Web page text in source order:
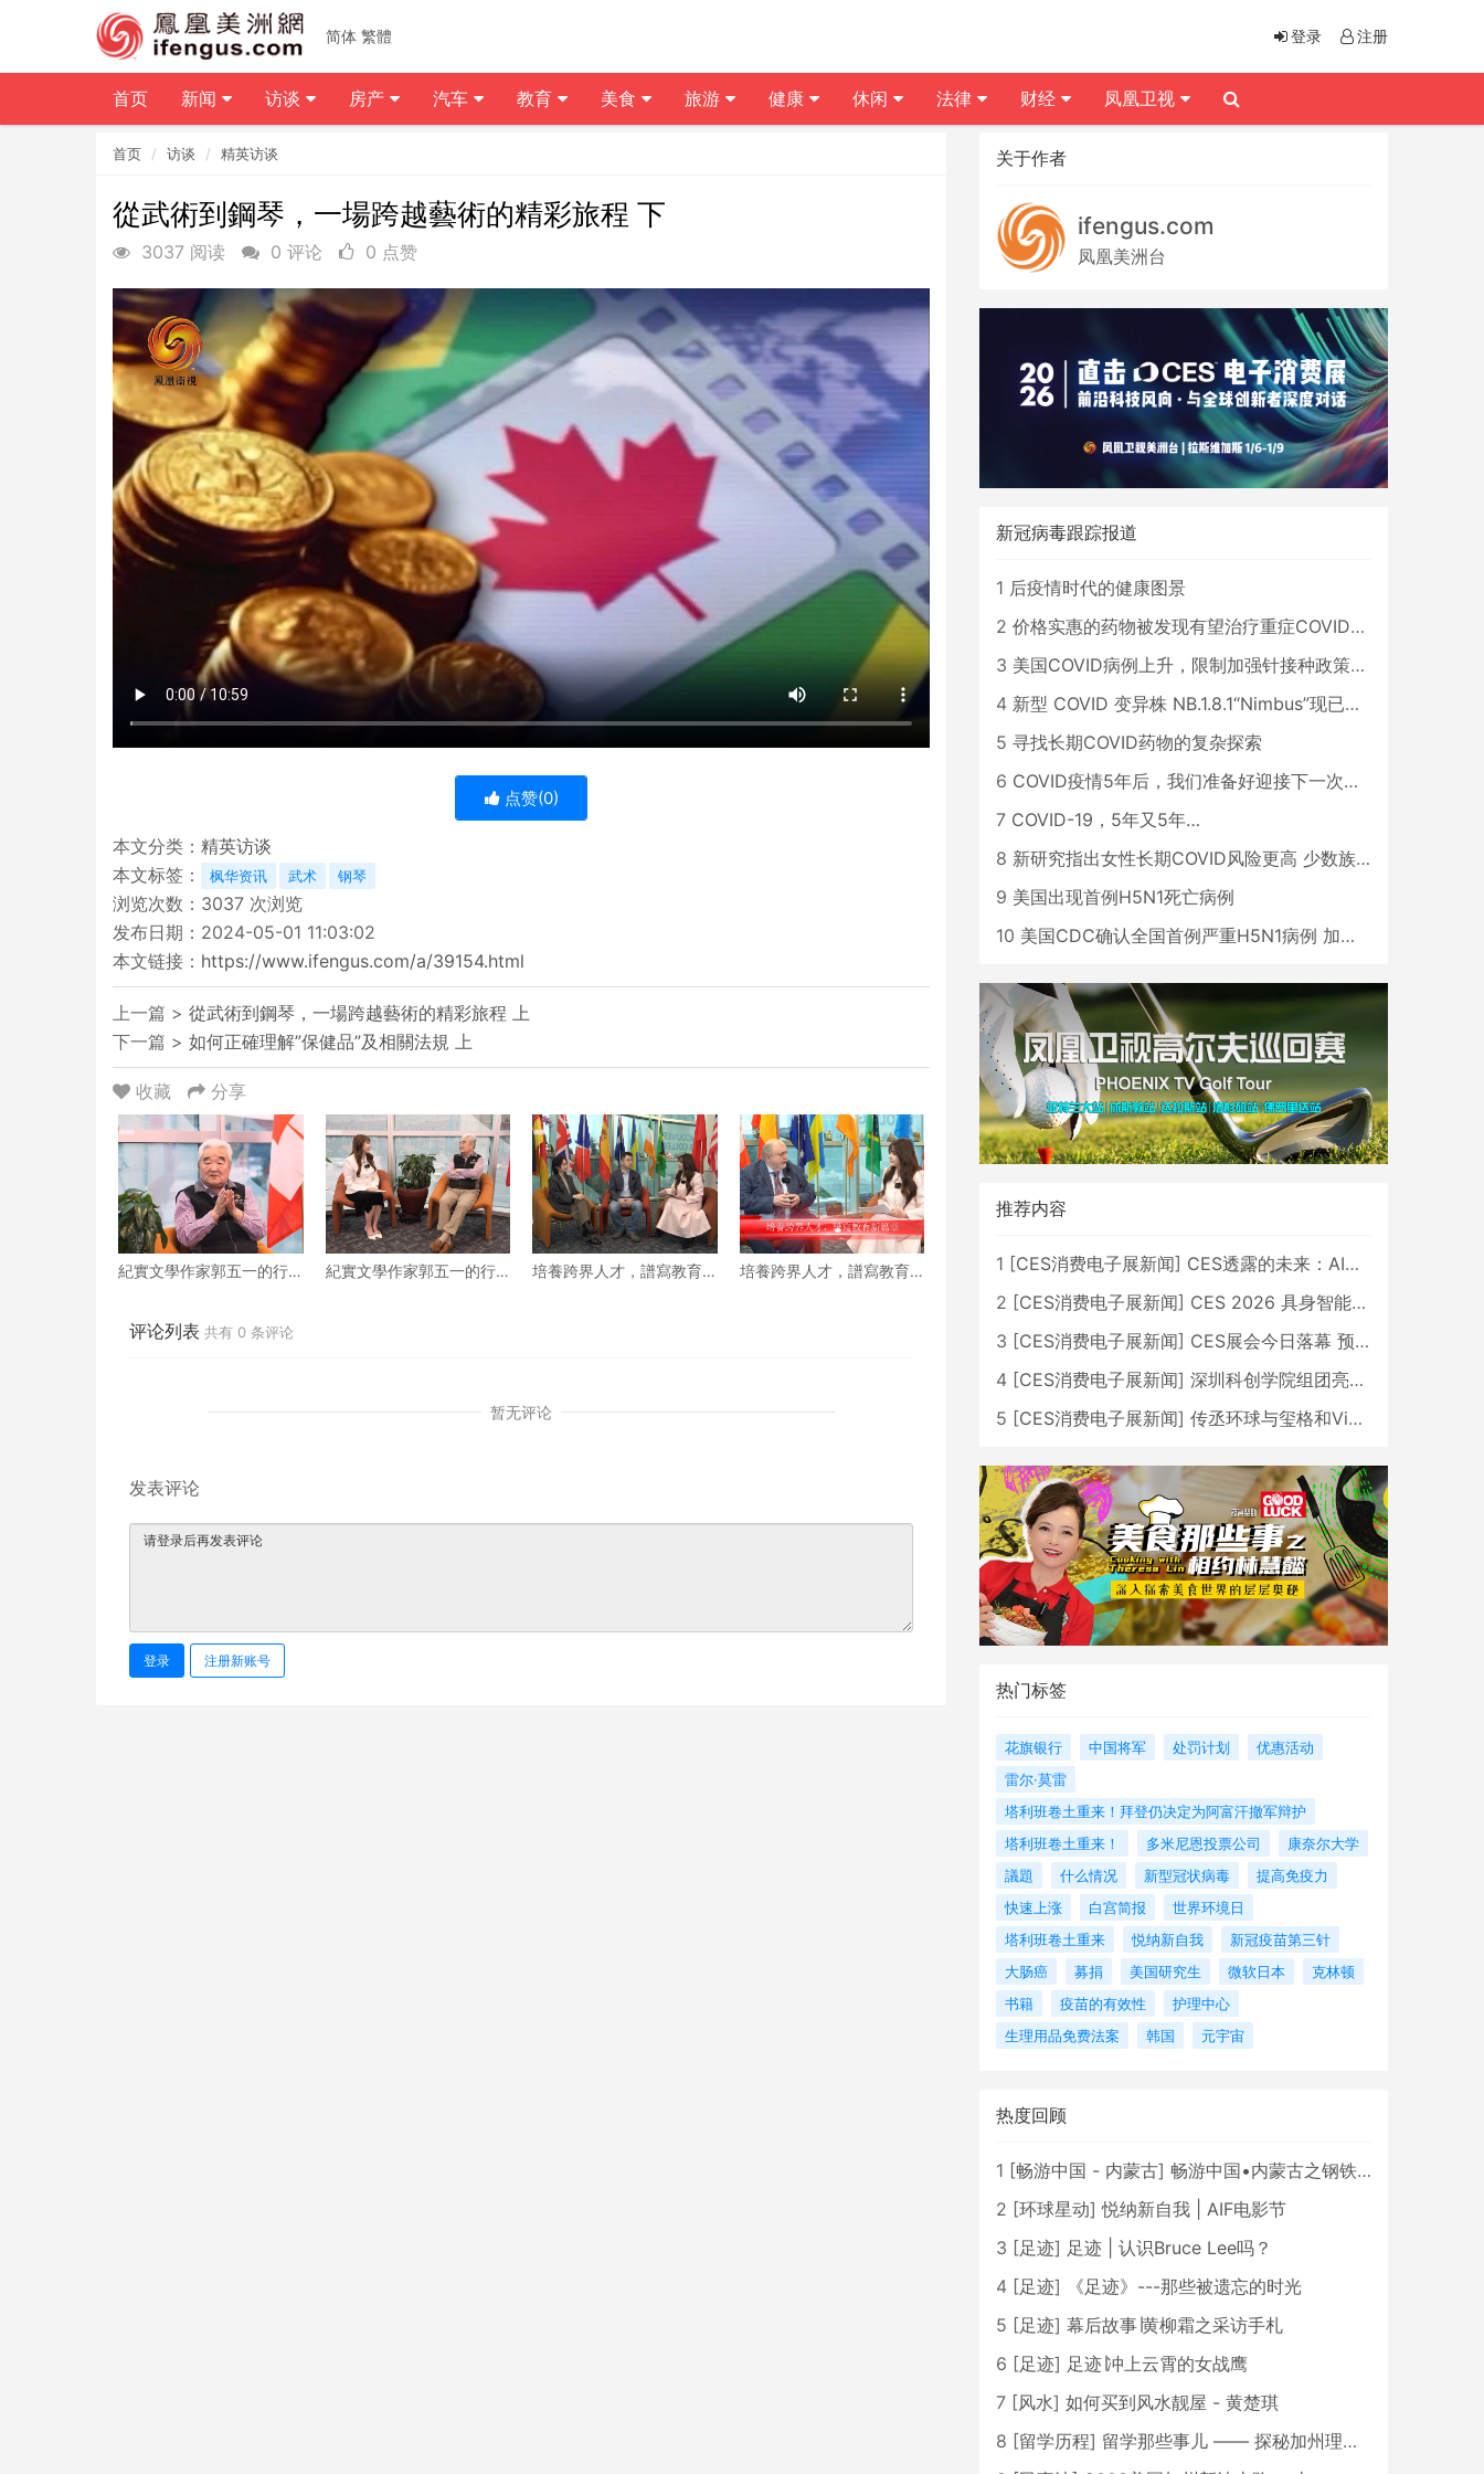
首页 访谈 精英访谈
從武術到鋼琴，一場跨越藝術的精彩旅程 下
3037 阅读 0 评论 0 点赞
点赞(0)
本文分类： 精英访谈
本文标签：
枫华资讯 武术 钢琴
浏览次数： 3037 次浏览
发布日期：2024-05-01 11:03:02
本文链接： https://www.ifengus.com/a/39154.html
上一篇 > 從武術到鋼琴，一場跨越藝術的精彩旅程 上
下一篇 > 如何正確理解”保健品”及相關法規 上
收藏 分享
紀實文學作家郭五一的行
紀實文學作家郭五一的行
培養跨界人才，譜寫教育
培養跨界人才，譜寫教育
评论列表 共有 0 条评论
暂无评论
发表评论
登录 注册新账号
关于作者
ifengus.com
凤凰美洲台
新冠病毒跟踪报道
1 后疫情时代的健康图景
2 价格实惠的药物被发现有望治疗重症COVID患者
3 美国COVID病例上升，限制加强针接种政策即将出台
4 新型 COVID 变异株 NB.1.8.1“Nimbus”现已在美国占据主导地位
5 寻找长期COVID药物的复杂探索
6 COVID疫情5年后，我们准备好迎接下一次大流行了吗？
7 COVID-19，5年又5年…
8 新研究指出女性长期COVID风险更高 少数族裔儿童存在差异
9 美国出现首例H5N1死亡病例
10 美国CDC确认全国首例严重H5N1病例 加州进入紧急状态
推荐内容
1 [CES消费电子展新闻] CES透露的未来：AI、机器人与智能生活大爆发
2 [CES消费电子展新闻] CES 2026 具身智能与创新领域 中国公司大放异彩
3 [CES消费电子展新闻] CES展会今日落幕 预计2026行业收入将超五千亿美元
4 [CES消费电子展新闻] 深圳科创学院组团亮相CES 广受好评
5 [CES消费电子展新闻] 传丞环球与玺格和VibeLens共同推出全新耳机
热门标签
花旗银行 中国将军 处罚计划
优惠活动
雷尔·莫雷
塔利班卷土重来！拜登仍决定为阿富汗撤军辩护
塔利班卷土重来！
多米尼恩投票公司
康奈尔大学
議題
什么情况 新型冠状病毒
提高免疫力
快速上涨
白宫简报
世界环境日
塔利班卷土重来
悦纳新自我
新冠疫苗第三针
大肠癌
募捐 美国研究生 微软日本
克林顿
书籍
疫苗的有效性
护理中心
生理用品免费法案
韩国 元宇宙
热度回顾
1 [畅游中国 - 内蒙古] 畅游中国•内蒙古之钢铁骄子，魅力包头
2 [环球星动] 悦纳新自我 | AIF电影节
3 [足迹] 足迹 | 认识Bruce Lee吗？
4 [足迹]
《足迹》---那些被遗忘的时光
5 [足迹] 幕后故事∣黄柳霜之采访手札
6 [足迹] 足迹∣冲上云霄的女战鹰
7 [风水] 如何买到风水靓屋 - 黄楚琪
8 [留学历程] 留学那些事儿 —— 探秘加州理工学院Caltech博士生活 [上集]
简体 繁體 登录 注册
首页 新闻 访谈 房产 汽车 教育 美食 旅游 健康 休闲 法律 财经 凤凰卫视